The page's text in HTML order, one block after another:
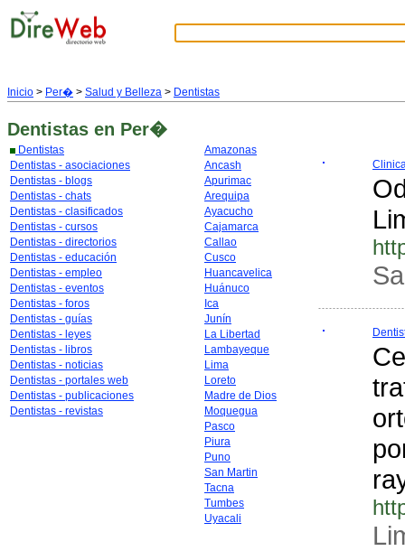
Inicio > Per� > Salud y Belleza > Dentistas
Dentistas en Per�
Dentistas
Dentistas - asociaciones
Dentistas - blogs
Dentistas - chats
Dentistas - clasificados
Dentistas - cursos
Dentistas - directorios
Dentistas - educación
Dentistas - empleo
Dentistas - eventos
Dentistas - foros
Dentistas - guías
Dentistas - leyes
Dentistas - libros
Dentistas - noticias
Dentistas - portales web
Dentistas - publicaciones
Dentistas - revistas
Amazonas
Ancash
Apurimac
Arequipa
Ayacucho
Cajamarca
Callao
Cusco
Huancavelica
Huánuco
Ica
Junín
La Libertad
Lambayeque
Lima
Loreto
Madre de Dios
Moquegua
Pasco
Piura
Puno
San Martin
Tacna
Tumbes
Uyacali